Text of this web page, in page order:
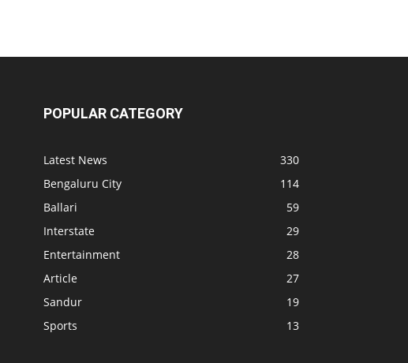
POPULAR CATEGORY
Latest News
330
Bengaluru City
114
Ballari
59
Interstate
29
Entertainment
28
Article
27
Sandur
19
Sports
13